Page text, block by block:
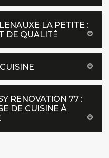
LA PETITE :
DE QUALITÉ
RENOVATION 77 :
DE CUISINE À